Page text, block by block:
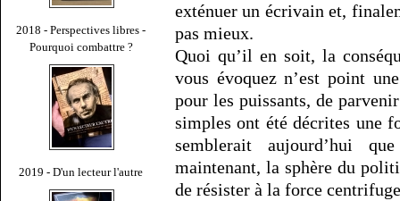
2018 - Perspectives libres -
Pourquoi combattre ?
2019 - D'un lecteur l'autre
exténuer un écrivain et,
pas mieux.
Quoi qu’il en soit, la
vous évoquez n’est point
pour les puissants, de
simples ont été décrites une
semblerait aujourd’hui
maintenant, la sphère du
de résister à la force